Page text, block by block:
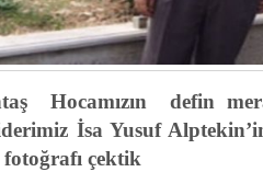
Hocamızın defin
İsa Yusuf
çektik